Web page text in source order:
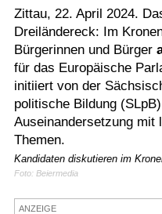
Service
Verkehr
Gesundheit
Kultur
Sport
Termine
Kostenlos
Zittau, 22. April 2024.
Dreiländereck: Im
Bürgerinnen und Bürger
für das Europäische
initiiert von der
politische Bildung
Auseinandersetzung mit
Themen.
Kandidaten diskutieren im
Foto: Beiermedia
ANZEIGE